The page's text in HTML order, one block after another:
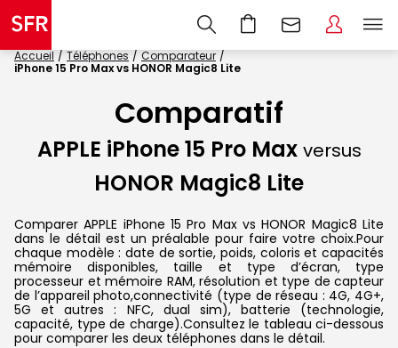
Accueil Téléphones
Comparateur
iPhone 15 Pro Max vs HONOR Magic8 Lite
Comparatif
APPLE iPhone 15 Pro Max versus
HONOR Magic8 Lite
Comparer APPLE iPhone 15 Pro Max vs HONOR Magic8 Lite
dans le détail est un préalable pour faire votre choix.Pour
chaque modèle : date de sortie, poids, coloris et capacités
mémoire disponibles, taille et type d’écran, type
processeur et mémoire RAM, résolution et type de capteur
de l’appareil photo,connectivité (type de réseau : 4G, 4G+,
5G et autres : NFC, dual sim), batterie (technologie,
capacité, type de charge).Consultez le tableau ci-dessous
pour comparer les deux téléphones dans le détail.